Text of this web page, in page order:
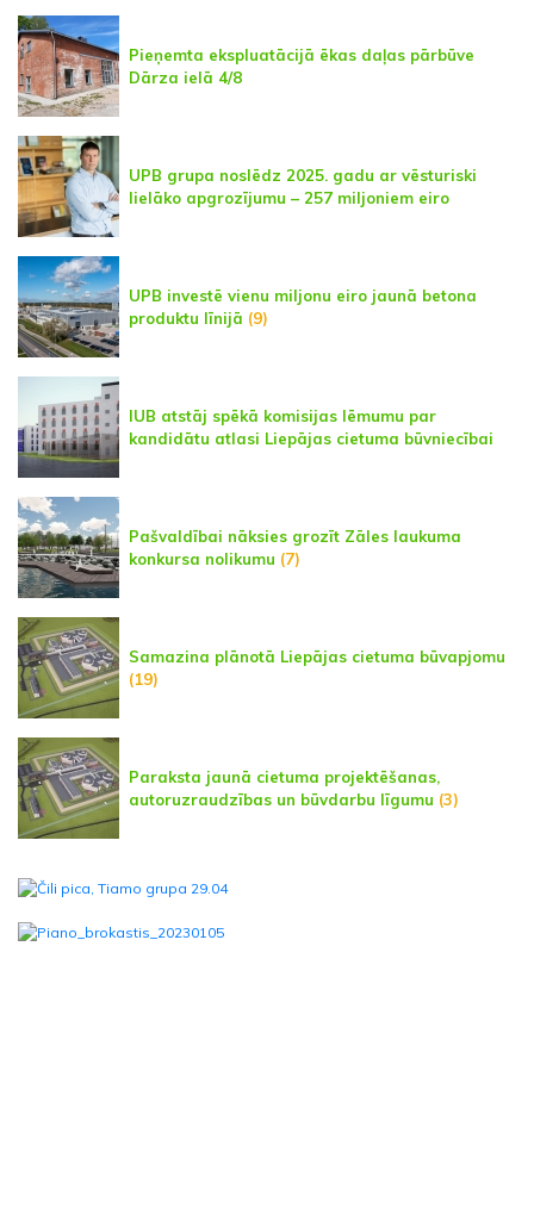
Pieņemta ekspluatācijā ēkas daļas pārbūve
Dārza ielā 4/8
UPB grupa noslēdz 2025. gadu ar vēsturiski
lielāko apgrozījumu – 257 miljoniem eiro
UPB investē vienu miljonu eiro jaunā betona
produktu līnijā (9)
IUB atstāj spēkā komisijas lēmumu par
kandidātu atlasi Liepājas cietuma būvniecībai
Pašvaldībai nāksies grozīt Zāles laukuma
konkursa nolikumu (7)
Samazina plānotā Liepājas cietuma būvapjomu
(19)
Paraksta jaunā cietuma projektēšanas,
autoruzraudzības un būvdarbu līgumu (3)